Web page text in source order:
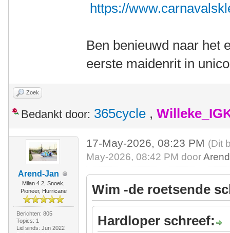
https://
Ben benieuwd naar het
eerste maidenrit in
Zoek
Bedankt door: 365cycle ,
Arend-Jan
Milan 4.2, Snoek,
Pioneer, Hurricane
Berichten: 805
Topics: 1
Lid sinds: Jun 2022
17-May-2026, 08:23 PM (Dit
May-2026, 08:42 PM door
Wim -de roetsende
Hardloper schreef: